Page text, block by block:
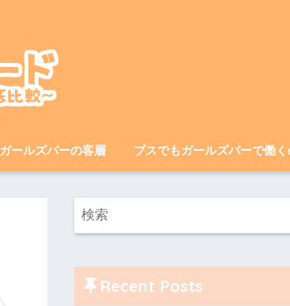
ガールズバーの客層 ブスでもガールズバーで働
Recent Posts